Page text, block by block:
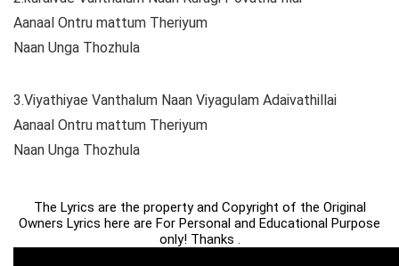
Aanaal Ontru mattum Theriyum
Naan Unga Thozhula
3.Viyathiyae Vanthalum Naan Viyagulam Adaivathillai
Aanaal Ontru mattum Theriyum
Naan Unga Thozhula
The Lyrics are the property and Copyright of the Original
Owners Lyrics here are For Personal and Educational Purpose
only! Thanks .